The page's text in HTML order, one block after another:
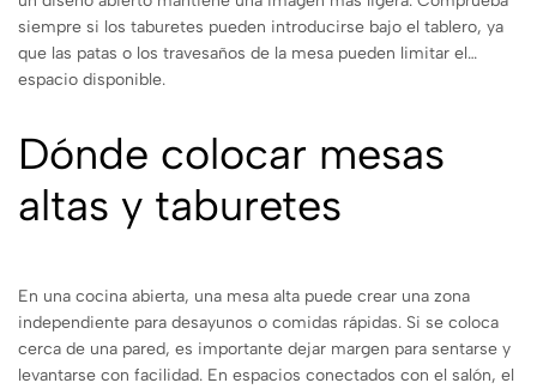
siempre si los taburetes pueden introducirse bajo el tablero, ya
que las patas o los travesaños de la mesa pueden limitar el
espacio disponible.
Dónde colocar mesas
altas y taburetes
En una cocina abierta, una mesa alta puede crear una zona
independiente para desayunos o comidas rápidas. Si se coloca
cerca de una pared, es importante dejar margen para sentarse y
levantarse con facilidad. En espacios conectados con el salón, el